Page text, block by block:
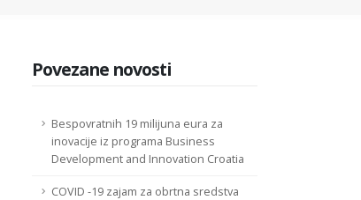
Povezane novosti
Bespovratnih 19 milijuna eura za
inovacije iz programa Business
Development and Innovation Croatia
COVID -19 zajam za obrtna sredstva